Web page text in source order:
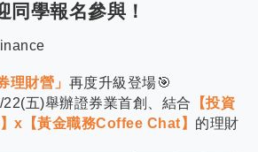
同學報名參與！
理財營」 再度升級登場🎯
五)舉辦證券業首創、結合 【投資
x【黃金職務Coffee Chat】 的理財